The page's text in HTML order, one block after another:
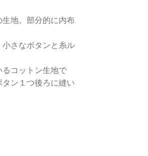
地。部分的に内布
さなボタンと糸ル
コットン生地で
ン１つ後ろに縫い